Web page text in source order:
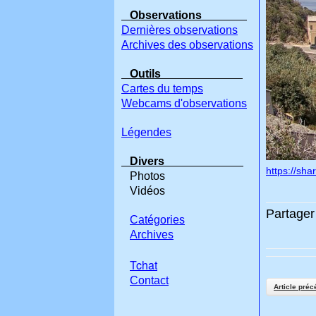
https://
Article
Observations
Dernières observations
Archives des observations
Outils
Cartes du temps
Webcams d'observations
Légendes
Divers
Photos
Vidéos
Catégories
Archives
Tchat
Contact